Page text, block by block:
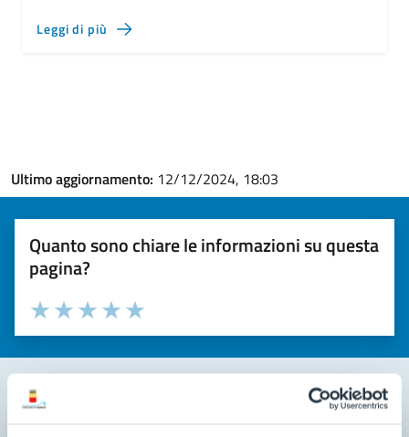
Leggi di più
Ultimo aggiornamento: 12/12/2024, 18:03
Quanto sono chiare le informazioni su questa
pagina?
Valuta la chiarezza delle informazioni (da 1 a 5 stelle)
Seleziona il numero di stelle per valutare la chiarezza delle
Valuta 5 stelle su 5
Valuta 4 stelle su 5
Valuta 3 stelle su 5
Valuta 2 stelle su 5
Valuta 1 stelle su 5